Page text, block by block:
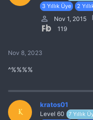
3 Yıllık Üye
2
Nov 1, 2015
119
Nov 8, 2023
^%%%%
K
kratos01
Level 60 7 Yıllık